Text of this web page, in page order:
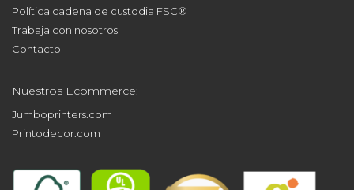
Política cadena de custodia FSC®
Trabaja con nosotros
Contacto
Nuestros Ecommerce:
Jumboprinters.com
Printodecor.com